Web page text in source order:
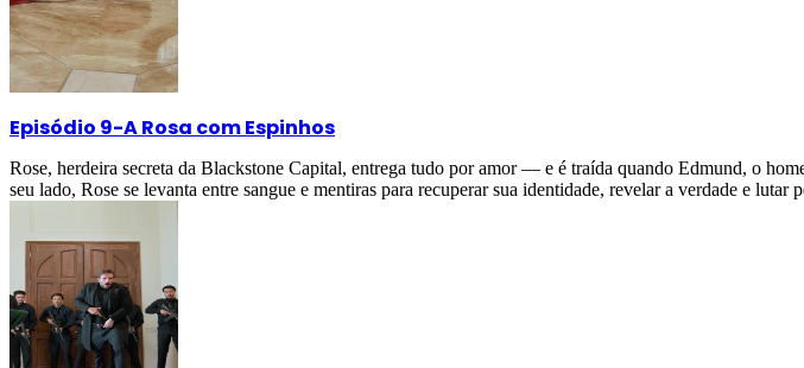
Episódio 9-A Rosa com Espinhos
Rose, herdeira secreta da Blackstone Capital, entrega tudo por amor — e é traída quando Edmund, o
seu lado, Rose se levanta entre sangue e mentiras para recuperar sua identidade, revelar a verdade e lutar